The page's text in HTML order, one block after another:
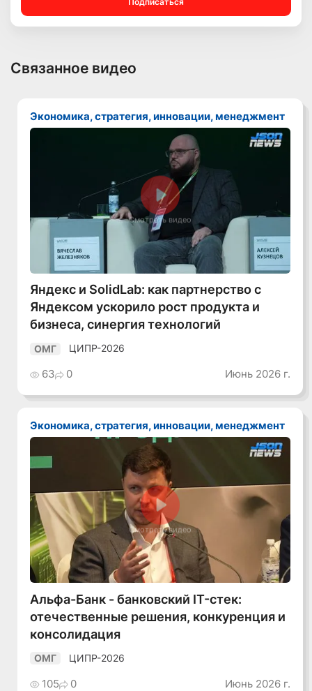
Связанное видео
Экономика, стратегия, инновации, менеджмент
Смотреть видео
Яндекс и SolidLab: как партнерство с
Яндексом ускорило рост продукта и
бизнеса, синергия технологий
ОМГ ЦИПР-2026
63 0 Июнь 2026 г.
Экономика, стратегия, инновации, менеджмент
Смотреть видео
Альфа-Банк - банковский IT-стек:
отечественные решения, конкуренция и
консолидация
ОМГ ЦИПР-2026
105 0 Июнь 2026 г.